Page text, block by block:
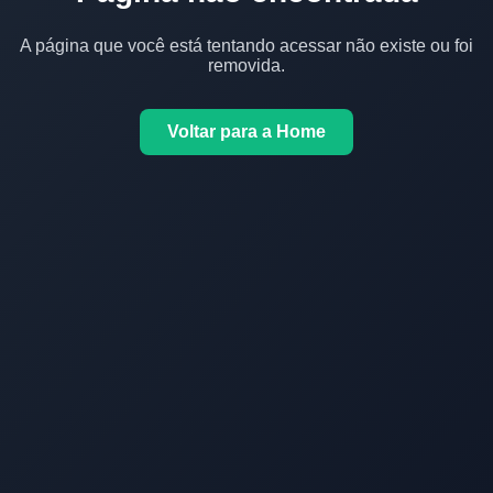
A página que você está tentando acessar não existe ou foi
removida.
Voltar para a Home